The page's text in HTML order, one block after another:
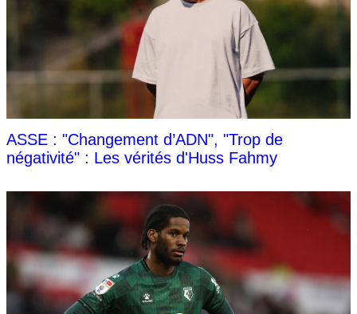
ASSE : "Changement d’ADN", "Trop de
négativité" : Les vérités d'Huss Fahmy